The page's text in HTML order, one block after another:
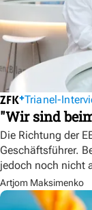
Trianel-
"Wir sind
Die Richtung der
Geschäftsführer.
jedoch noch nicht
Artjom Maksimenko